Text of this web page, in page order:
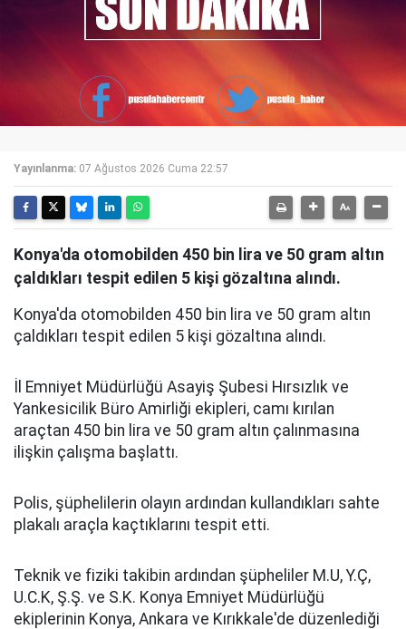
Yayınlanma: 07 Ağustos 2026 Cuma 22:57
Konya'da otomobilden 450 bin lira ve 50 gram altın
çaldıkları tespit edilen 5 kişi gözaltına alındı.
Konya'da otomobilden 450 bin lira ve 50 gram altın
çaldıkları tespit edilen 5 kişi gözaltına alındı.
İl Emniyet Müdürlüğü Asayiş Şubesi Hırsızlık ve
Yankesicilik Büro Amirliği ekipleri, camı kırılan
araçtan 450 bin lira ve 50 gram altın çalınmasına
ilişkin çalışma başlattı.
Polis, şüphelilerin olayın ardından kullandıkları sahte
plakalı araçla kaçtıklarını tespit etti.
Teknik ve fiziki takibin ardından şüpheliler M.U, Y.Ç,
U.C.K, Ş.Ş. ve S.K. Konya Emniyet Müdürlüğü
ekiplerinin Konya, Ankara ve Kırıkkale'de düzenlediği